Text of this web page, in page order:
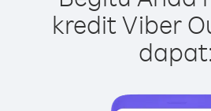
kredit Viber